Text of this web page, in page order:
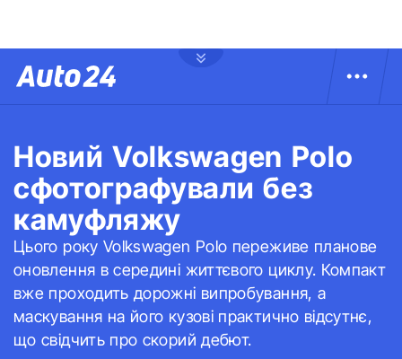
Новий Volkswagen Polo
сфотографували без
камуфляжу
Цього року Volkswagen Polo переживе планове
оновлення в середині життєвого циклу. Компакт
вже проходить дорожні випробування, а
маскування на його кузові практично відсутнє,
що свідчить про скорий дебют.